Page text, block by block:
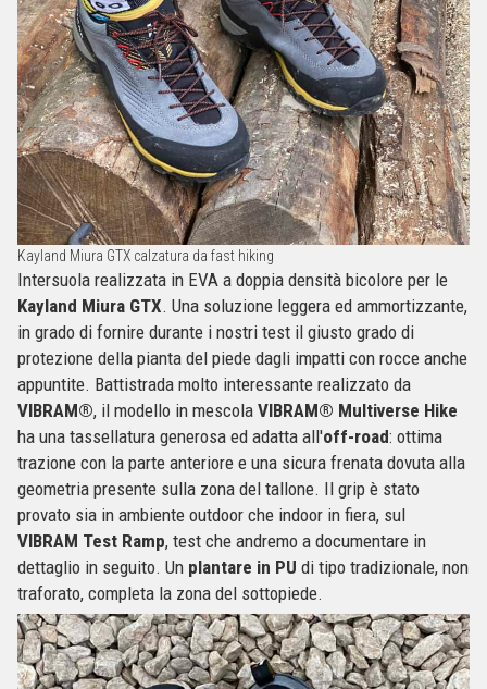
Kayland Miura GTX calzatura da fast hiking
Intersuola realizzata in EVA a doppia densità bicolore per le
Kayland Miura GTX. Una soluzione leggera ed ammortizzante,
in grado di fornire durante i nostri test il giusto grado di
protezione della pianta del piede dagli impatti con rocce anche
appuntite. Battistrada molto interessante realizzato da
VIBRAM®, il modello in mescola VIBRAM® Multiverse Hike
ha una tassellatura generosa ed adatta all'off-road: ottima
trazione con la parte anteriore e una sicura frenata dovuta alla
geometria presente sulla zona del tallone. Il grip è stato
provato sia in ambiente outdoor che indoor in fiera, sul
VIBRAM Test Ramp, test che andremo a documentare in
dettaglio in seguito. Un plantare in PU di tipo tradizionale, non
traforato, completa la zona del sottopiede.